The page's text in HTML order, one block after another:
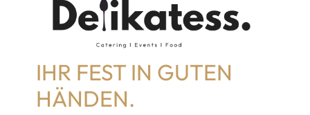
IHR FEST IN GUTEN
HÄNDEN.